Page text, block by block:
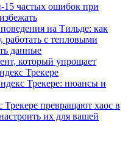
15 частых ошибок при
на Тильде: как
работать с тепловыми
данные
который упрощает
Трекере
Трекере: нюансы и
Трекере превращают хаос в
их для вашей